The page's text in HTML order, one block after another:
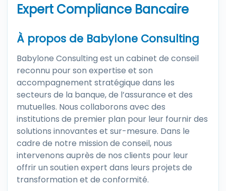
Expert Compliance Bancaire
À propos de Babylone Consulting
Babylone Consulting est un cabinet de conseil
reconnu pour son expertise et son
accompagnement stratégique dans les
secteurs de la banque, de l’assurance et des
mutuelles. Nous collaborons avec des
institutions de premier plan pour leur fournir des
solutions innovantes et sur-mesure. Dans le
cadre de notre mission de conseil, nous
intervenons auprès de nos clients pour leur
offrir un soutien expert dans leurs projets de
transformation et de conformité.